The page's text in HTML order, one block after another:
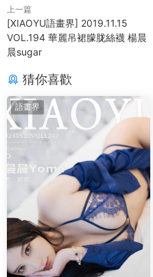
上一篇
[XIAOYU語畫界] 2019.11.15
VOL.194 華麗吊裙朦胧絲襪 楊晨
晨sugar
猜你喜歡
語畫界